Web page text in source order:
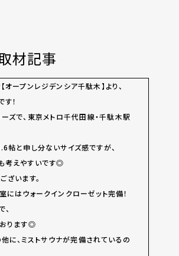
材記事
ープンレジデンシア千駄木】より、
！
ズで、東京メトロ千代田線・千駄木駅
帖と申し分ないサイズ感ですが、
考えやすいです◎
ざいます。
はウォークインクローゼット完備！
ります◎
に、ミストサウナが完備されているの